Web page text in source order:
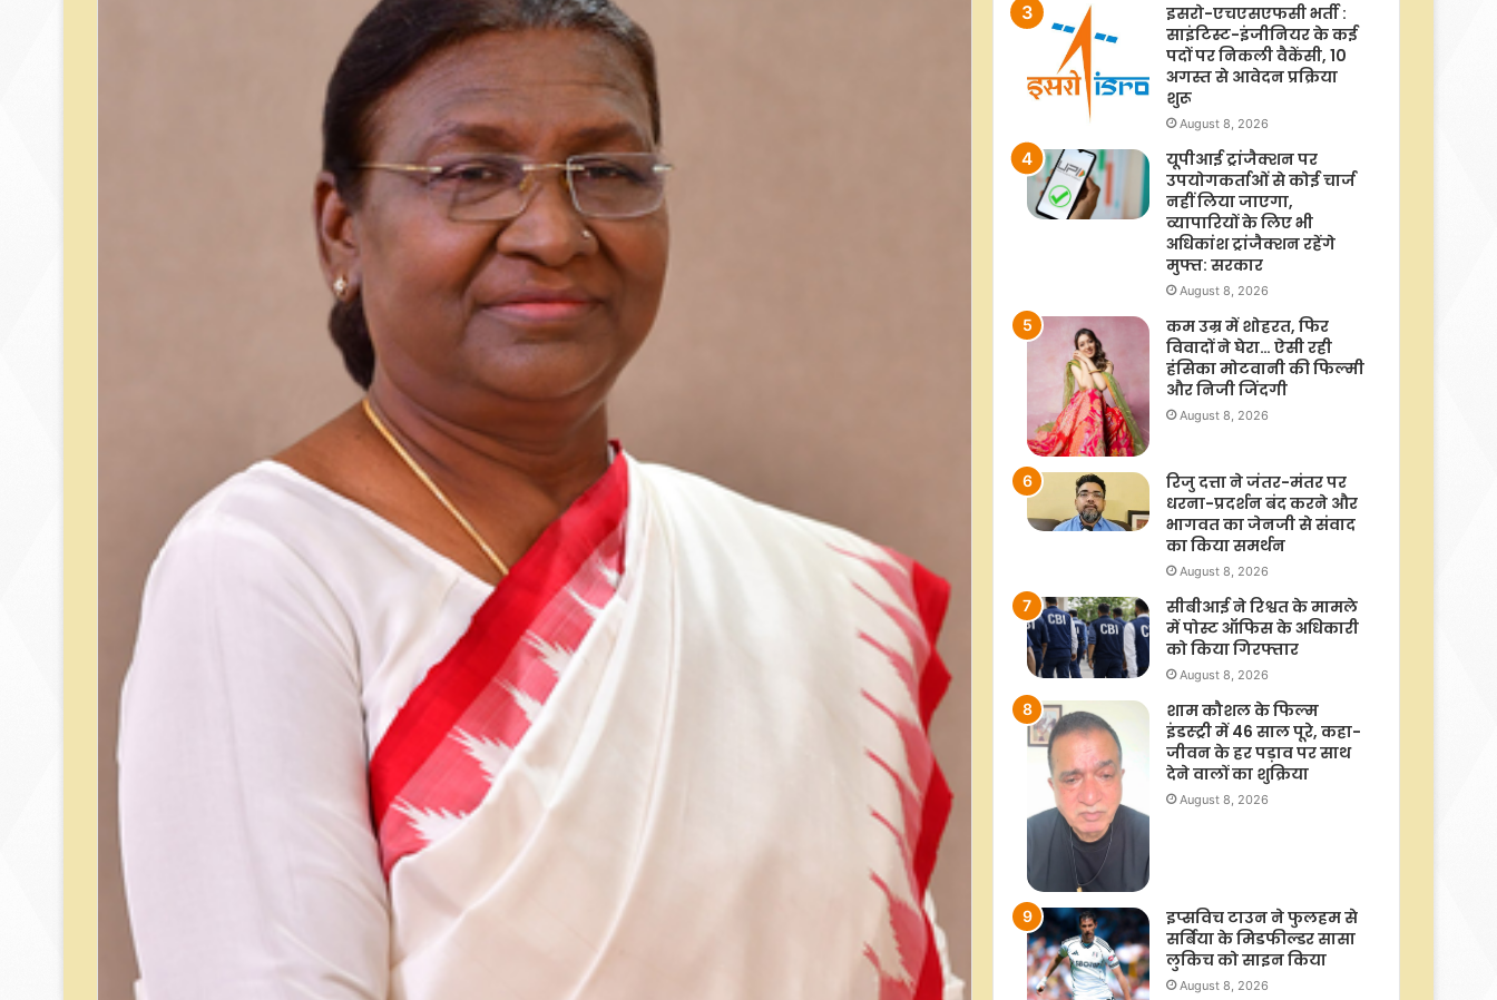
इसरो-एचएसएफसी भर्ती :
साइंटिस्ट-इंजीनियर के कई
पदों पर निकली वैकेंसी, 10
अगस्त से आवेदन प्रक्रिया
शुरू
August 8, 2026
यूपीआई ट्रांजैक्शन पर
उपयोगकर्ताओं से कोई चार्ज
नहीं लिया जाएगा,
व्यापारियों के लिए भी
अधिकांश ट्रांजैक्शन रहेंगे
मुफ्त: सरकार
August 8, 2026
कम उम्र में शोहरत, फिर
विवादों ने घेरा… ऐसी रही
हंसिका मोटवानी की फिल्मी
और निजी जिंदगी
August 8, 2026
रिजु दत्ता ने जंतर-मंतर पर
धरना-प्रदर्शन बंद करने और
भागवत का जेनजी से संवाद
का किया समर्थन
August 8, 2026
सीबीआई ने रिश्वत के मामले
में पोस्ट ऑफिस के अधिकारी
को किया गिरफ्तार
August 8, 2026
शाम कौशल के फिल्म
इंडस्ट्री में 46 साल पूरे, कहा-
जीवन के हर पड़ाव पर साथ
देने वालों का शुक्रिया
August 8, 2026
इप्सविच टाउन ने फुलहम से
सर्बिया के मिडफील्डर सासा
लुकिच को साइन किया
August 8, 2026